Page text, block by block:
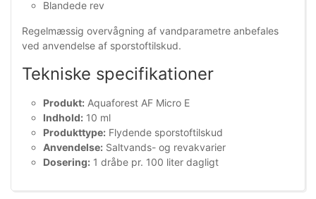
Blandede rev
Regelmæssig overvågning af vandparametre anbefales
ved anvendelse af sporstoftilskud.
Tekniske specifikationer
Produkt: Aquaforest AF Micro E
Indhold: 10 ml
Produkttype: Flydende sporstoftilskud
Anvendelse: Saltvands- og revakvarier
Dosering: 1 dråbe pr. 100 liter dagligt